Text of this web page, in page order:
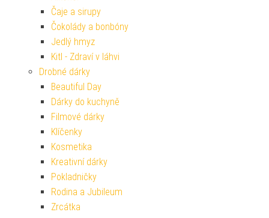
Čaje a sirupy
Čokolády a bonbóny
Jedlý hmyz
Kitl - Zdraví v láhvi
Drobné dárky
Beautiful Day
Dárky do kuchyně
Filmové dárky
Klíčenky
Kosmetika
Kreativní dárky
Pokladničky
Rodina a Jubileum
Zrcátka